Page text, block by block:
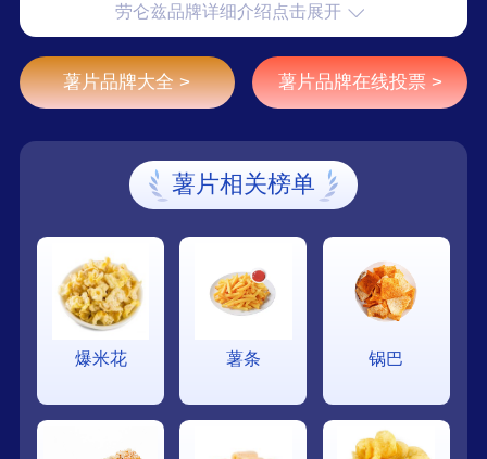
劳仑兹品牌详细介绍点击展开
薯片品牌大全 > 薯片品牌在线投票 >
薯片相关榜单
爆米花 薯条 锅巴